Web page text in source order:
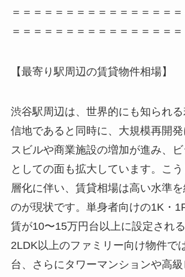
＝＝＝＝＝＝＝＝＝＝＝＝＝＝＝
＝＝＝＝＝＝＝＝＝＝＝＝＝＝＝＝
【最寄り駅周辺の賃貸物件相場】
渋谷駅周辺は、世界的にも知られ
信地であると同時に、大規模再開
スビルや商業施設の増加が進み、
としての面も拡大しています。こ
層化に伴い、賃貸相場は高い水準
のが現状です。単身者向けの1K・
賃が10〜15万円台以上に設定される
2LDK以上のファミリー向け物件で
台、さらにタワーマンションや高